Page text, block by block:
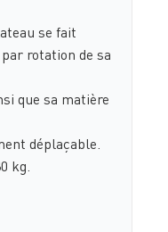
se fait
rotation de sa
que sa matière
déplaçable.
kg.